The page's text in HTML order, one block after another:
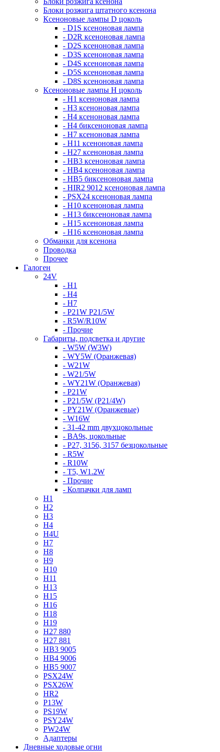
Блоки розжига штатного ксенона
Ксеноновые лампы D цоколь
- D1S ксеноновая лампа
- D2R ксеноновая лампа
- D2S ксеноновая лампа
- D3S ксеноновая лампа
- D4S ксеноновая лампа
- D5S ксеноновая лампа
- D8S ксеноновая лампа
Ксеноновые лампы Н цоколь
- H1 ксеноновая лампа
- H3 ксеноновая лампа
- H4 ксеноновая лампа
- H4 биксеноновая лампа
- H7 ксеноновая лампа
- H11 ксеноновая лампа
- H27 ксеноновая лампа
- HB3 ксеноновая лампа
- HB4 ксеноновая лампа
- HB5 биксеноновая лампа
- HIR2 9012 ксеноновая лампа
- PSX24 ксеноновая лампа
- H10 ксеноновая лампа
- H13 биксеноновая лампа
- H15 ксеноновая лампа
- H16 ксеноновая лампа
Обманки для ксенона
Проводка
Прочее
Галоген
24V
- H1
- H4
- H7
- P21W P21/5W
- R5W/R10W
- Прочие
Габариты, подсветка и другие
- W5W (W3W)
- WY5W (Оранжевая)
- W21W
- W21/5W
- WY21W (Оранжевая)
- P21W
- P21/5W (P21/4W)
- PY21W (Оранжевые)
- W16W
- 31-42 mm двухцокольные
- BA9s, цокольные
- P27, 3156, 3157 безцокольные
- R5W
- R10W
- T5, W1.2W
- Прочие
- Колпачки для ламп
H1
H2
H3
H4
H4U
H7
H8
H9
H10
H11
H13
H15
H16
H18
H19
H27 880
H27 881
HB3 9005
HB4 9006
HB5 9007
PSX24W
PSX26W
HR2
P13W
PS19W
PSY24W
PW24W
Адаптеры
Дневные ходовые огни